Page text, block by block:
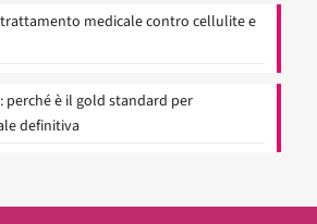
medicale contro cellulite e
perché è il gold standard per
definitiva